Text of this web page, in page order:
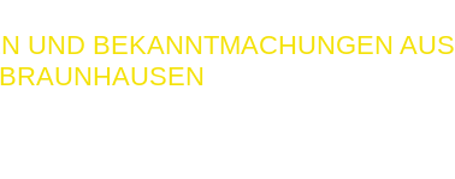
UND BEKANNTMACHUNGEN AUS
BRAUNHAUSEN